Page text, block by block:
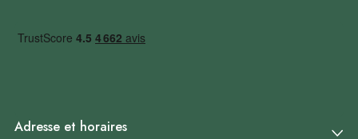
Adresse et horaires